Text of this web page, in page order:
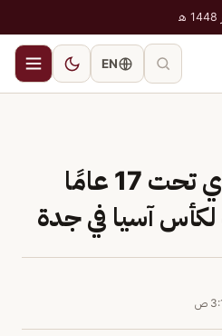
EN
المنتخب السعودي تحت 17 عامًا
آسيا في جدة
ص